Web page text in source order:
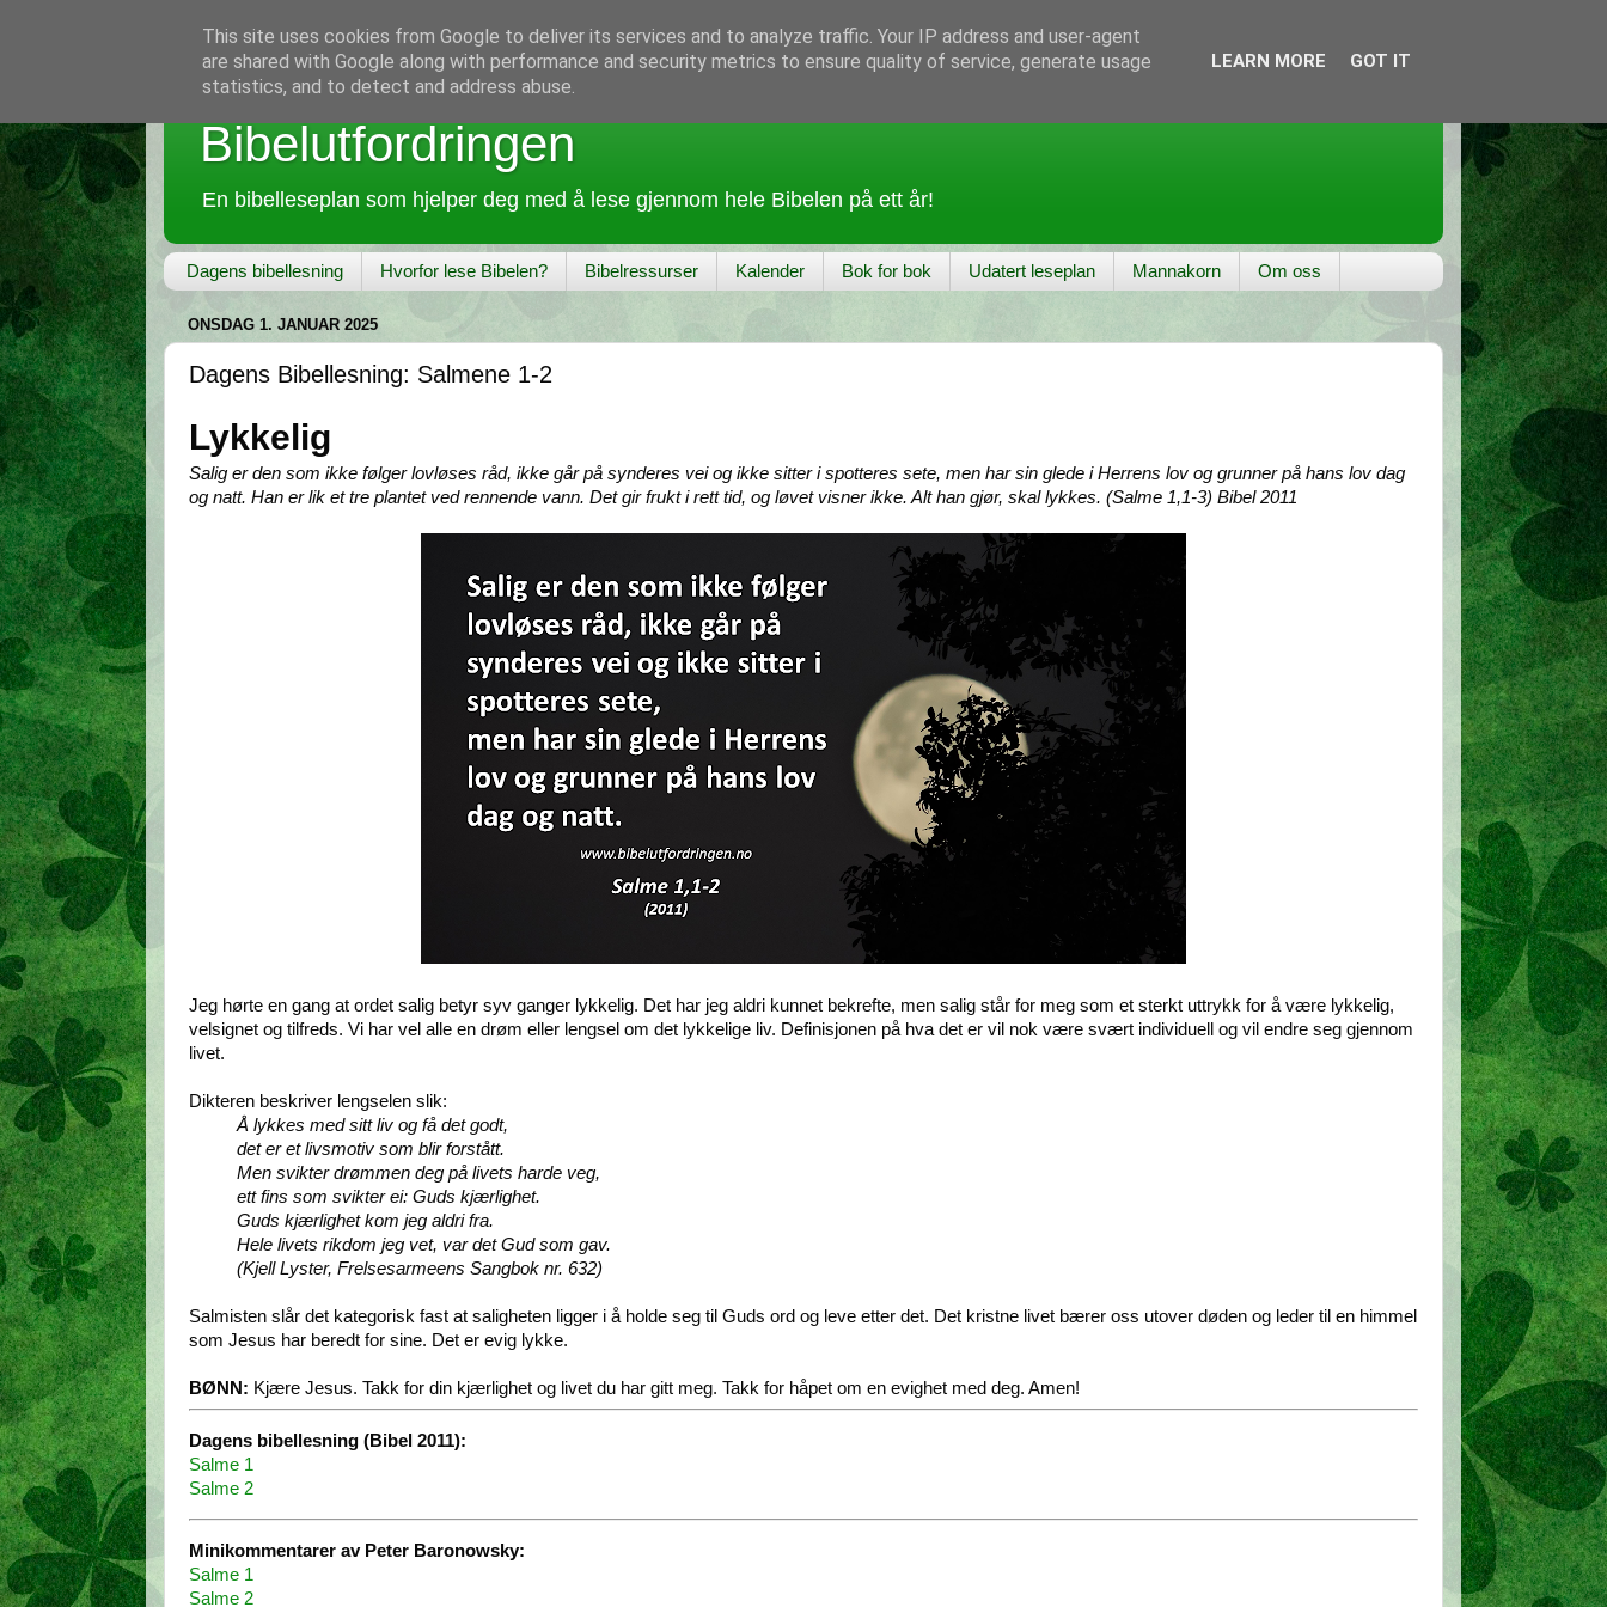
Bibelutfordringen
En bibelleseplan som hjelper deg med å lese gjennom hele Bibelen på ett år!
Dagens bibellesning Hvorfor lese Bibelen? Bibelressurser Kalender Bok for bok Udatert leseplan Mannakorn Om oss
ONSDAG 1. JANUAR 2025
Dagens Bibellesning: Salmene 1-2
Lykkelig
Salig er den som ikke følger lovløses råd, ikke går på synderes vei og ikke sitter i spotteres sete, men har sin glede i Herrens lov og grunner på hans lov dag
og natt. Han er lik et tre plantet ved rennende vann. Det gir frukt i rett tid, og løvet visner ikke. Alt han gjør, skal lykkes. (Salme 1,1-3) Bibel 2011
Jeg hørte en gang at ordet salig betyr syv ganger lykkelig. Det har jeg aldri kunnet bekrefte, men salig står for meg som et sterkt uttrykk for å være lykkelig,
velsignet og tilfreds. Vi har vel alle en drøm eller lengsel om det lykkelige liv. Definisjonen på hva det er vil nok være svært individuell og vil endre seg gjennom
livet.
Dikteren beskriver lengselen slik:
Å lykkes med sitt liv og få det godt,
det er et livsmotiv som blir forstått.
Men svikter drømmen deg på livets harde veg,
ett fins som svikter ei: Guds kjærlighet.
Guds kjærlighet kom jeg aldri fra.
Hele livets rikdom jeg vet, var det Gud som gav.
(Kjell Lyster, Frelsesarmeens Sangbok nr. 632)
Salmisten slår det kategorisk fast at saligheten ligger i å holde seg til Guds ord og leve etter det. Det kristne livet bærer oss utover døden og leder til en himmel
som Jesus har beredt for sine. Det er evig lykke.
BØNN: Kjære Jesus. Takk for din kjærlighet og livet du har gitt meg. Takk for håpet om en evighet med deg. Amen!
Dagens bibellesning (Bibel 2011):
Salme 1
Salme 2
Minikommentarer av Peter Baronowsky:
Salme 1
Salme 2
This site uses cookies from Google to deliver its services and to analyze traffic. Your IP address and user-agent
are shared with Google along with performance and security metrics to ensure quality of service, generate usage
statistics, and to detect and address abuse.
LEARN MORE GOT IT